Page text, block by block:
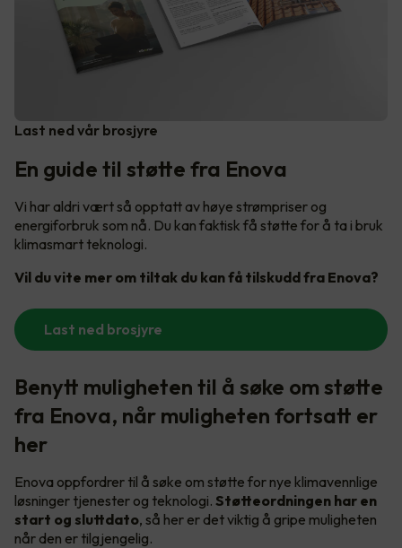
Last ned vår brosjyre
En guide til støtte fra Enova
Vi har aldri vært så opptatt av høye strømpriser og
energiforbruk som nå. Du kan faktisk få støtte for å ta i bruk
klimasmart teknologi.
Vil du vite mer om tiltak du kan få tilskudd fra Enova?
Last ned brosjyre
Benytt muligheten til å søke om støtte
fra Enova, når muligheten fortsatt er
her
Enova oppfordrer til å søke om støtte for nye klimavennlige
løsninger tjenester og teknologi. Støtteordningen har en
start og sluttdato, så her er det viktig å gripe muligheten
når den er tilgjengelig.